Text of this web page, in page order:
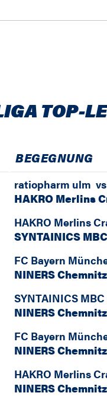
TOP-
BEGEGNUNG
ratiopharm ulm vs
HAKRO Merlins
HAKRO Merlins
SYNTAINICS MBC
FC Bayern
NINERS Chemnitz
SYNTAINICS MBC
NINERS Chemnitz
FC Bayern
NINERS Chemnitz
HAKRO Merlins
NINERS Chemnitz